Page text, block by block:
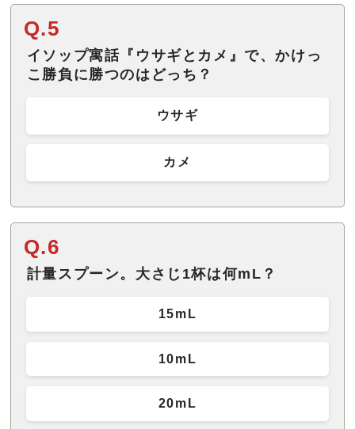
Q.5
イソップ寓話『ウサギとカメ』で、かけっ
こ勝負に勝つのはどっち？
ウサギ
カメ
Q.6
計量スプーン。大さじ1杯は何mL？
15mL
10mL
20mL